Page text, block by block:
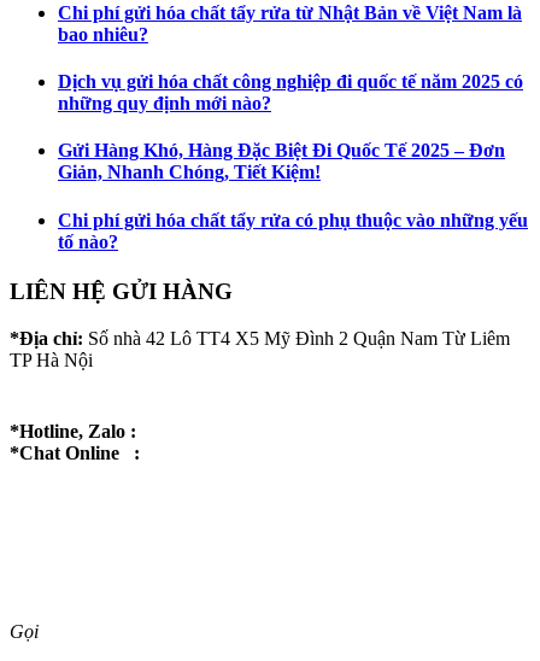
Chi phí gửi hóa chất tẩy rửa từ Nhật Bản về Việt Nam là
bao nhiêu?
Dịch vụ gửi hóa chất công nghiệp đi quốc tế năm 2025 có
những quy định mới nào?
Gửi Hàng Khó, Hàng Đặc Biệt Đi Quốc Tế 2025 – Đơn
Giản, Nhanh Chóng, Tiết Kiệm!
Chi phí gửi hóa chất tẩy rửa có phụ thuộc vào những yếu
tố nào?
LIÊN HỆ GỬI HÀNG
*Địa chỉ: Số nhà 42 Lô TT4 X5 Mỹ Đình 2 Quận Nam Từ Liêm
TP Hà Nội
*Hotline, Zalo :
*Chat Online :
Gọi